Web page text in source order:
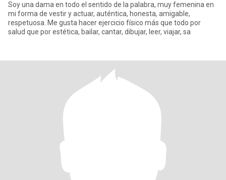
Soy una dama en todo el sentido de la palabra, muy femenina en
mi forma de vestir y actuar, auténtica, honesta, amigable,
respetuosa. Me gusta hacer ejercicio físico más que todo por
salud que por estética, bailar, cantar, dibujar, leer, viajar, sa